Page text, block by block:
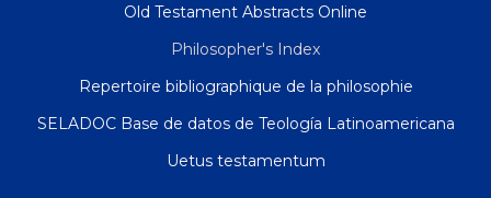
Old Testament Abstracts Online
Philosopher's Index
Repertoire bibliographique de la philosophie
SELADOC Base de datos de Teología Latinoamericana
Uetus testamentum